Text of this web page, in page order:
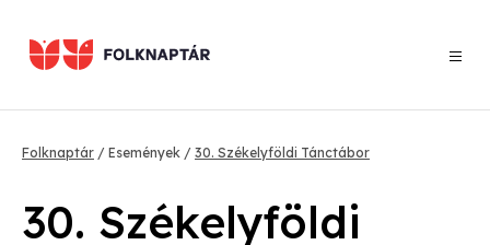
tartalomra
Morzsa
Folknaptár Események 30. Székelyföldi Tánctábor
30. Székelyföldi